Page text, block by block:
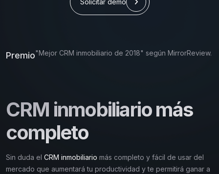
Solicitar demo
Premio"Mejor CRM inmobiliario de 2018" según MirrorReview.
CRM inmobiliario más
completo
Sin duda el CRM inmobiliario más completo y fácil de usar del
mercado que aumentará tu productividad y te permitirá ganar a